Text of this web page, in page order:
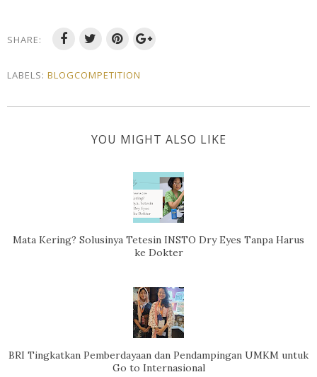
SHARE:
LABELS: BLOGCOMPETITION
YOU MIGHT ALSO LIKE
Mata Kering? Solusinya Tetesin INSTO Dry Eyes Tanpa Harus
ke Dokter
BRI Tingkatkan Pemberdayaan dan Pendampingan UMKM untuk
Go to Internasional